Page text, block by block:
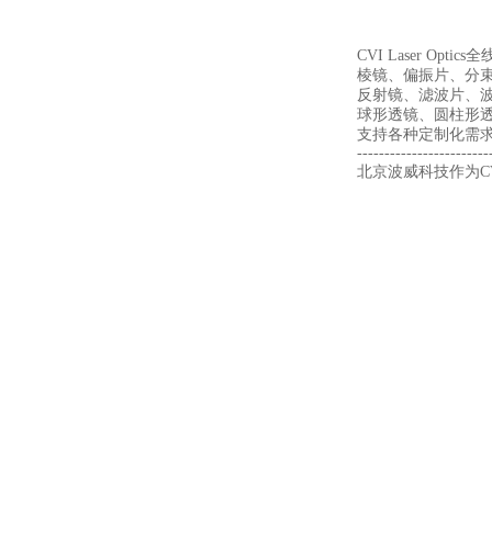
CVI Laser Optics全
棱镜、偏振片、分
反射镜、滤波片、
球形透镜、圆柱形
支持各种定制化需
北京波威科技作为